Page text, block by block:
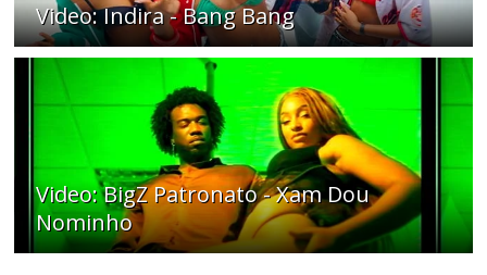
Video: Indira - Bang Bang
Video: BigZ Patronato - Xam Dou
Nominho